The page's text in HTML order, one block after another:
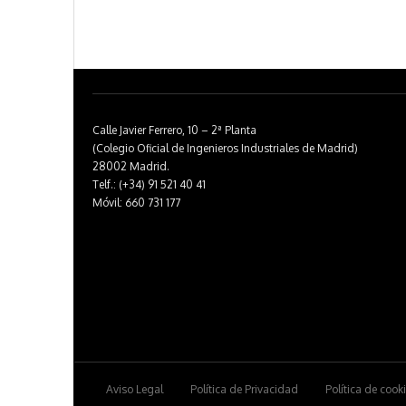
Calle Javier Ferrero, 10 – 2ª Planta
(Colegio Oficial de Ingenieros Industriales de Madrid)
28002 Madrid.
Telf.: (+34) 91 521 40 41
Móvil: 660 731 177
Aviso Legal Política de Privacidad Política de